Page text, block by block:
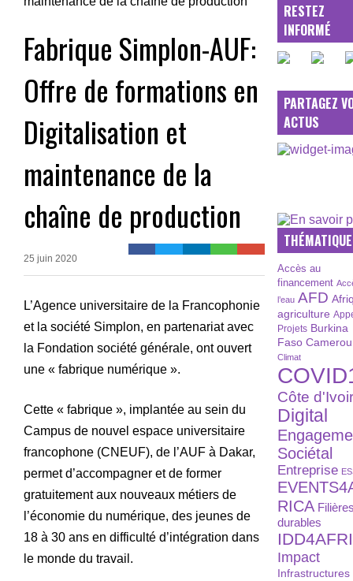
Fabrique Simplon-AUF:
Offre de formations en
Digitalisation et
maintenance de la
chaîne de production
25 juin 2020
L’Agence universitaire de la Francophonie
et la société Simplon, en partenariat avec
la Fondation société générale, ont ouvert
une « fabrique numérique ».
Cette « fabrique », implantée au sein du
Campus de nouvel espace universitaire
francophone (CNEUF), de l’AUF à Dakar,
permet d’accompagner et de former
gratuitement aux nouveaux métiers de
l’économie du numérique, des jeunes de
18 à 30 ans en difficulté d’intégration dans
le monde du travail.
RESTEZ
INFORMÉ
PARTAGEZ
ACTUS
Accès au
financement
l’eau AFD
agriculture
Projets Burkina
Faso
Climat
Côte
Digital
Sociétal
Entreprise
RICA
durables
Impact
Infrastructures